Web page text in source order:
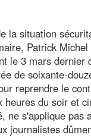
la situation
Patrick
le 3 mars
de soixante-
reprendre le
du soir et
ne s'applique
journalistes